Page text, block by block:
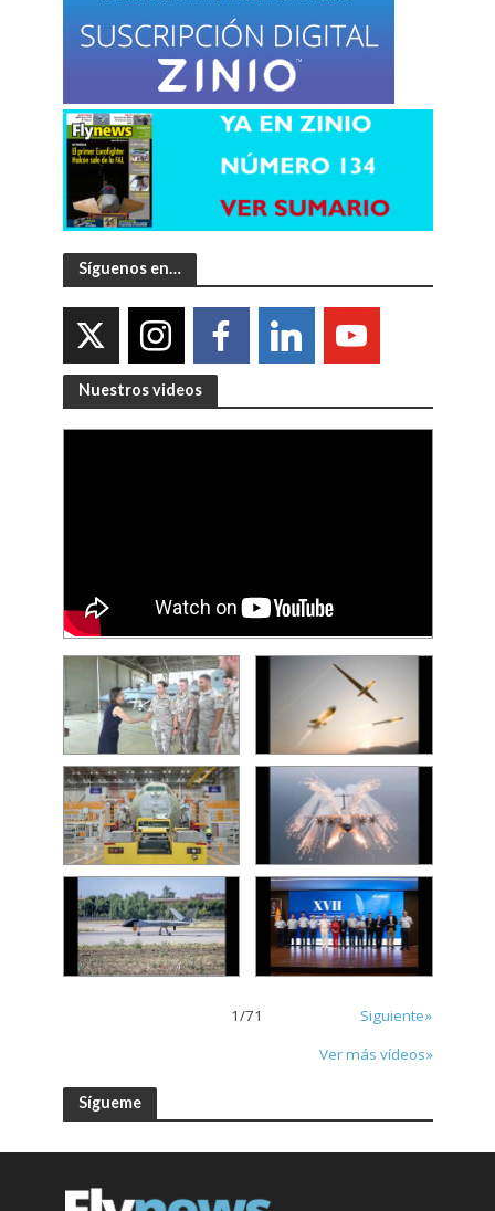
Síguenos en…
Nuestros videos
1/71
Siguiente»
Ver más vídeos»
Sígueme